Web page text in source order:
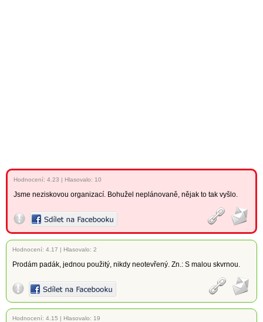
Hodnocení: 4.23 | Hlasovalo: 10
Jsme neziskovou organizací. Bohužel neplánovaně, nějak to tak vyšlo.
Hodnocení: 4.17 | Hlasovalo: 2
Prodám padák, jednou použitý, nikdy neotevřený. Zn.: S malou skvrnou.
Hodnocení: 4.15 | Hlasovalo: 19